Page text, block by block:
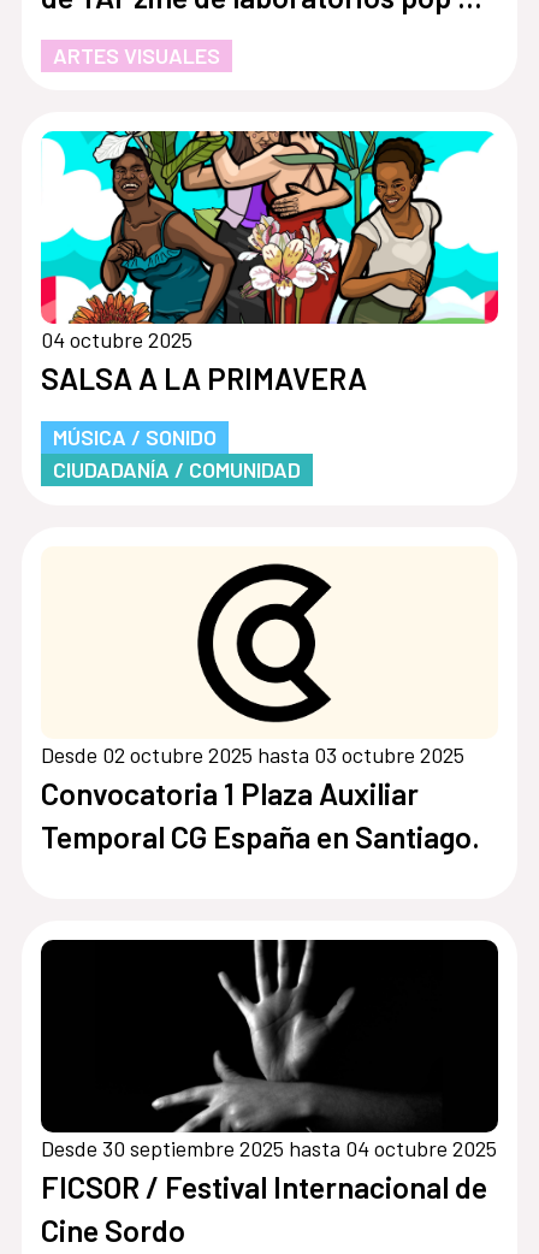
conversación.
ARTES VISUALES
04 octubre 2025
SALSA A LA PRIMAVERA
MÚSICA / SONIDO
CIUDADANÍA / COMUNIDAD
Desde 02 octubre 2025 hasta 03 octubre 2025
Convocatoria 1 Plaza Auxiliar
Temporal CG España en Santiago.
Desde 30 septiembre 2025 hasta 04 octubre 2025
FICSOR / Festival Internacional de
Cine Sordo